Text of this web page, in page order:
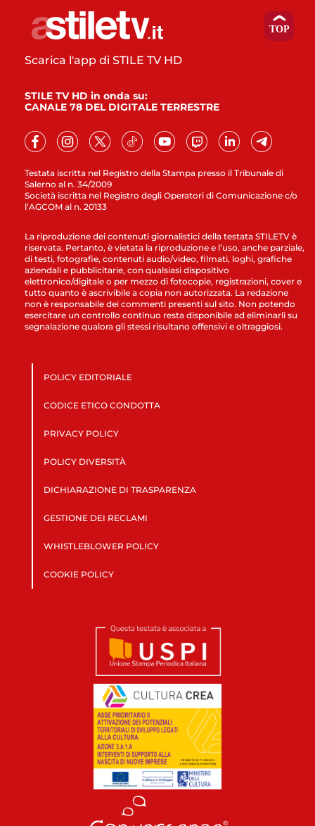
Testata iscritta nel Registro della Stampa presso il Tribunale di
Salerno al n. 34/2009
Società iscritta nel Registro degli Operatori di Comunicazione c/o
l’AGCOM al n. 20133
Scarica l'app di STILE TV HD
STILE TV HD in onda su:
CANALE 78 DEL DIGITALE TERRESTRE
La riproduzione dei contenuti giornalistici della testata STILETV è
riservata. Pertanto, è vietata la riproduzione e l’uso, anche parziale,
di testi, fotografie, contenuti audio/video, filmati, loghi, grafiche
aziendali e pubblicitarie, con qualsiasi dispositivo
elettronico/digitale o per mezzo di fotocopie, registrazioni, cover e
tutto quanto è ascrivibile a copia non autorizzata. La redazione
non è responsabile dei commenti presenti sul sito. Non potendo
esercitare un controllo continuo resta disponibile ad eliminarli su
segnalazione qualora gli stessi risultano offensivi e oltraggiosi.
POLICY EDITORIALE
CODICE ETICO CONDOTTA
PRIVACY POLICY
POLICY DIVERSITÀ
DICHIARAZIONE DI TRASPARENZA
GESTIONE DEI RECLAMI
WHISTLEBLOWER POLICY
COOKIE POLICY